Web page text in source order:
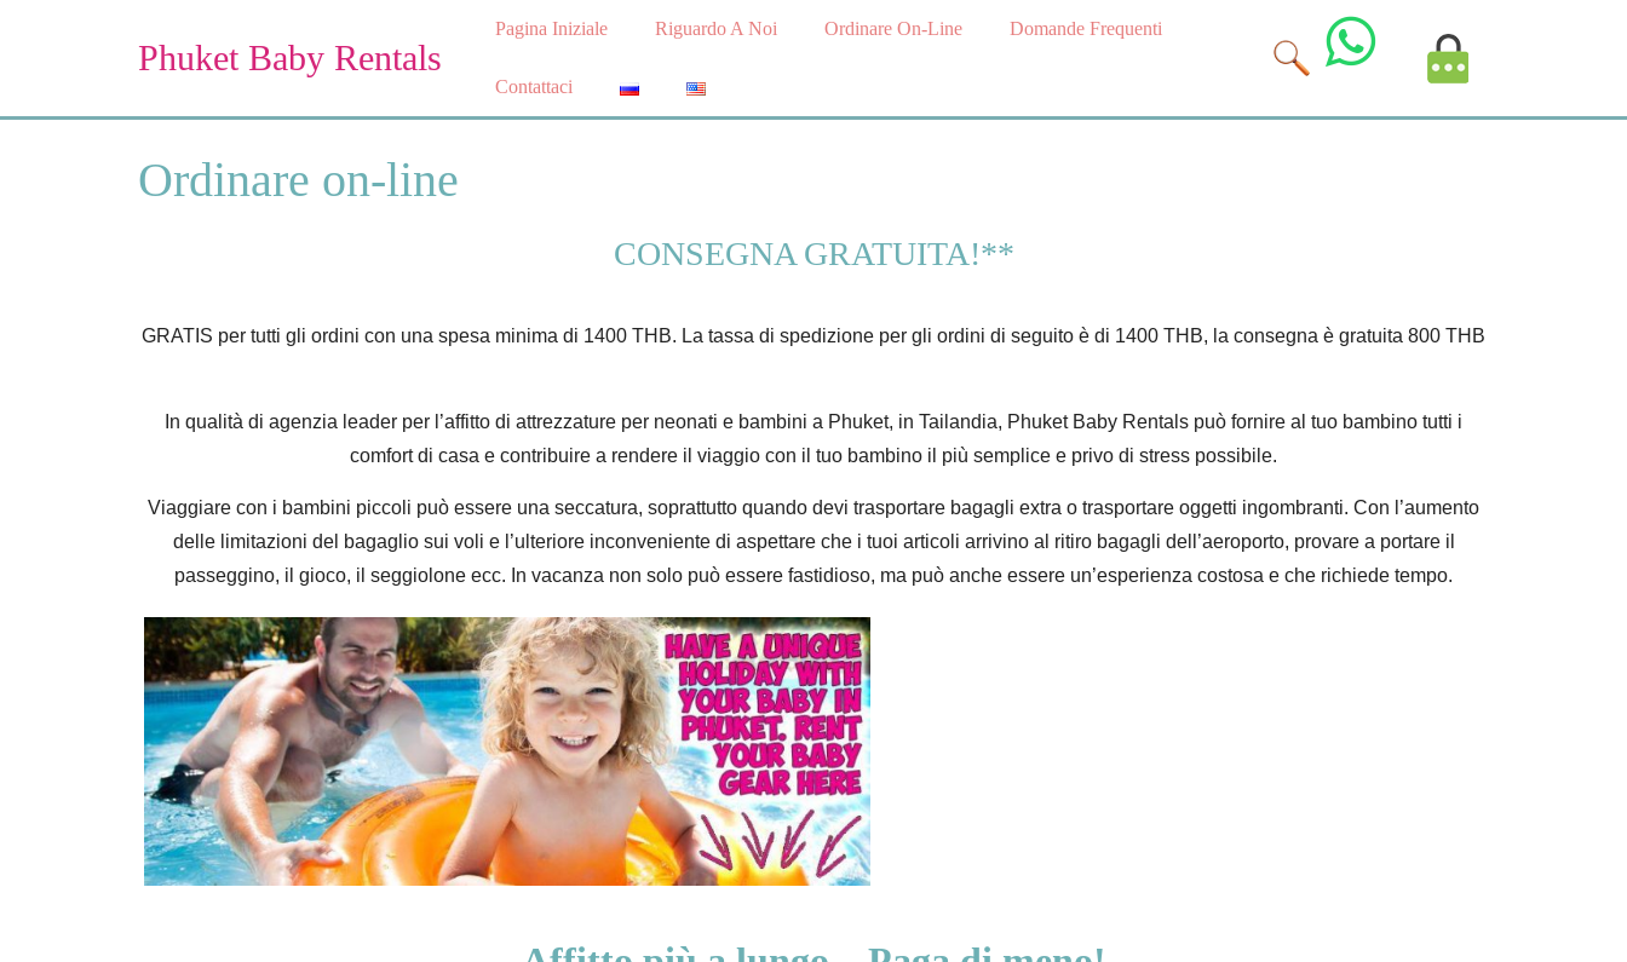
Phuket Baby Rentals
Pagina Iniziale Riguardo A Noi Ordinare On-Line Domande Frequenti
Contattaci
Ordinare on-line
CONSEGNA GRATUITA!**
GRATIS per tutti gli ordini con una spesa minima di 1400 THB. La tassa di spedizione per gli ordini di seguito è di 1400 THB, la consegna è gratuita 800 THB
In qualità di agenzia leader per l’affitto di attrezzature per neonati e bambini a Phuket, in Tailandia, Phuket Baby Rentals può fornire al tuo bambino tutti i
comfort di casa e contribuire a rendere il viaggio con il tuo bambino il più semplice e privo di stress possibile.
Viaggiare con i bambini piccoli può essere una seccatura, soprattutto quando devi trasportare bagagli extra o trasportare oggetti ingombranti. Con l’aumento
delle limitazioni del bagaglio sui voli e l’ulteriore inconveniente di aspettare che i tuoi articoli arrivino al ritiro bagagli dell’aeroporto, provare a portare il
passeggino, il gioco, il seggiolone ecc. In vacanza non solo può essere fastidioso, ma può anche essere un’esperienza costosa e che richiede tempo.